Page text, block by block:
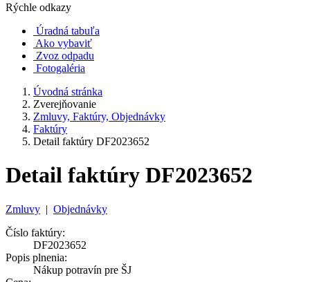
Rýchle odkazy
Úradná tabuľa
Ako vybaviť
Zvoz odpadu
Fotogaléria
Úvodná stránka
Zverejňovanie
Zmluvy, Faktúry, Objednávky
Faktúry
Detail faktúry DF2023652
Detail faktúry DF2023652
Zmluvy | Objednávky
Číslo faktúry:
DF2023652
Popis plnenia:
Nákup potravín pre ŠJ